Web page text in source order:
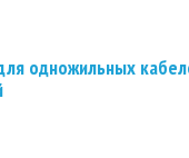
одножильных